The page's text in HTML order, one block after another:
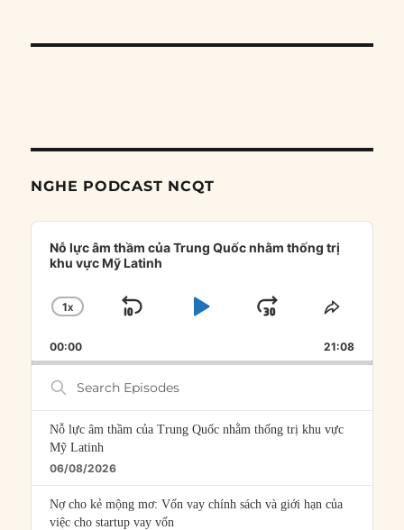
NGHE PODCAST NCQT
Audio
Player
Nỗ lực âm thầm của Trung Quốc nhằm thống trị
khu vực Mỹ Latinh
CHANGE
RATE
1X
SKIP
PLAYJUMP
FORWARD
SHARE
00:00 21:08
Search
Episodes
Nỗ lực âm thầm của Trung Quốc nhằm thống trị khu vực
Mỹ Latinh
06/08/2026
Nợ cho kẻ mộng mơ: Vốn vay chính sách và giới hạn của
việc cho startup vay vốn